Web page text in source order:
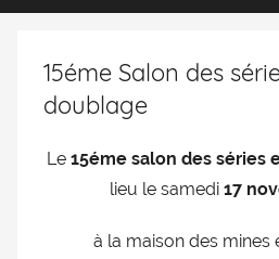
et
doublage
15éme Salon des
doublage
Le 15éme salon des séries
lieu le samedi 17
à la maison des mines